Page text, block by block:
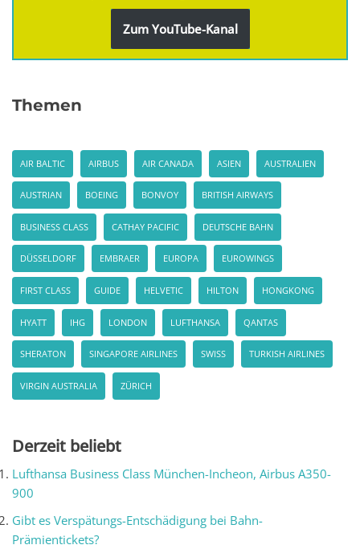
Zum YouTube-Kanal
Themen
AIR BALTIC AIRBUS AIR CANADA ASIEN AUSTRALIEN
AUSTRIAN BOEING BONVOY BRITISH AIRWAYS
BUSINESS CLASS CATHAY PACIFIC DEUTSCHE BAHN
DÜSSELDORF EMBRAER EUROPA EUROWINGS
FIRST CLASS GUIDE HELVETIC HILTON HONGKONG
HYATT IHG LONDON LUFTHANSA QANTAS
SHERATON SINGAPORE AIRLINES SWISS TURKISH AIRLINES
VIRGIN AUSTRALIA ZÜRICH
Derzeit beliebt
Lufthansa Business Class München-Incheon, Airbus A350-
900
Gibt es Verspätungs-Entschädigung bei Bahn-
Prämientickets?